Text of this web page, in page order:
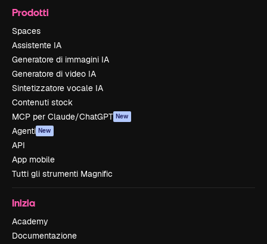
Prodotti
Spaces
Assistente IA
Generatore di immagini IA
Generatore di video IA
Sintetizzatore vocale IA
Contenuti stock
MCP per Claude/ChatGPT New
Agenti New
API
App mobile
Tutti gli strumenti Magnific
Inizia
Academy
Documentazione